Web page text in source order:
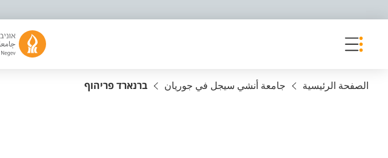
الصفحة الرئيسية جامعة أنشي سيجل في جوريان ברנארד פריהוף